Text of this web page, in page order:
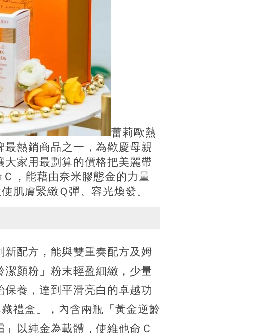
蕾莉歐熱
熱銷商品之一，為歡慶母親
家用最劃算的價格把美麗帶
，能藉由奈米膠態金的力量
肌膚緊緻Ｑ彈、容光煥發。
配方，能與雙重奏配方及姆
顏粉」粉末輕盈細緻，少量
養，達到平滑亮白的卓越功
禮盒」，內含兩瓶「黃金逆齡
以純金為載體，使維他命Ｃ